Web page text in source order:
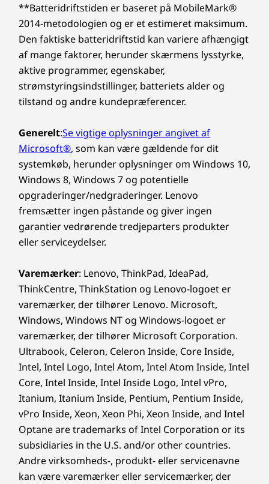
Vores legendariske tastatur, nu endnu
Vores nydesignede ThinkPad-tastatur
indeholder nu taktile markeringer, der hjælper
synshandicappede med nemt at finde de
korrekte taster. Vi har flyttet
fingeraftrykslæseren til tastaturet, hvilket giver
en større sensor for en bedre oplevelse.
Derudover er vores TrackPad nu endnu større
på 120 mm/4,72". Vores elskede røde
navigere – men med et dobbelttryk åbner den
hurtigmenuen til ThinkPad TrackPoint for at
optimere lydbilleder, indstille advarsler om, at
lyden er slået fra og endda tage noter med
dikteringsværktøjslinjen for praktisk tale-til-
tekst-transskription.
Vægt
Vejer fra 1,33 kg
Tastatur
ThinkPad TrackPoint-tastatur (tasteafstand på 1,5 mm)
Spildsikker
Glass TrackPad med 3 knapper (120 mm/4,72")
Baggrundsbelyst med hvidt LED-lys
Luftindsugningstaster
TrackPoint med dobbeltfunktion: Naviger markøren,
eller dobbelttryk for at åbne hurtigmenuen i
TrackPoint.
Pen
Lenovo Slim Pen (magnetisk) sælges separat
BÆREDYGTIGHED
Materiale
75 % genanvendt aluminium på topdækslet (A side)
90 % genanvendt magnesium på tastaturrammen (C
side) til WWAN-konfigurationer
75 % genanvendt aluminium på tastaturrammen (C
side) til WLAN-konfigurationer
55 % genanvendt aluminium og 45% hydroaluminum
på bunddækslet (D-side)
90 % genanvendt plast brugt i højttalerkabinet
90 % PCC-genbrugsplast brugt i batterikabinettet
90 % PCC-genbrugsplast brugt i strømadapter
30% genanvendt PCC-plastik i kabelholderne
85% genanvendt PCC-plast i tastehætterne
**Batteridriftstiden er baseret på MobileMark®
2014-metodologien og er et estimeret maksimum.
Den faktiske batteridriftstid kan variere afhængigt
af mange faktorer, herunder skærmens lysstyrke,
aktive programmer, egenskaber,
strømstyringsindstillinger, batteriets alder og
tilstand og andre kundepræferencer.
Generelt:Se vigtige oplysninger angivet af
Microsoft®, som kan være gældende for dit
systemkøb, herunder oplysninger om Windows 10,
Windows 8, Windows 7 og potentielle
opgraderinger/nedgraderinger. Lenovo
fremsætter ingen påstande og giver ingen
garantier vedrørende tredjeparters produkter
eller serviceydelser.
Varemærker: Lenovo, ThinkPad, IdeaPad,
ThinkCentre, ThinkStation og Lenovo-logoet er
varemærker, der tilhører Lenovo. Microsoft,
Windows, Windows NT og Windows-logoet er
varemærker, der tilhører Microsoft Corporation.
Ultrabook, Celeron, Celeron Inside, Core Inside,
Intel, Intel Logo, Intel Atom, Intel Atom Inside, Intel
Core, Intel Inside, Intel Inside Logo, Intel vPro,
Itanium, Itanium Inside, Pentium, Pentium Inside,
vPro Inside, Xeon, Xeon Phi, Xeon Inside, and Intel
Optane are trademarks of Intel Corporation or its
subsidiaries in the U.S. and/or other countries.
Andre virksomheds-, produkt- eller servicenavne
kan være varemærker eller servicemærker, der